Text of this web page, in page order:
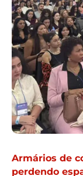
Armários de
perdendo